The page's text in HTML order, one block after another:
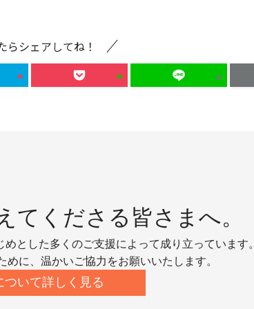
らシェアしてね！
てくださる皆さまへ。
とした多くのご支援によって成り立っています。
に、温かいご協力をお願いいたします。
ついて詳しく見る